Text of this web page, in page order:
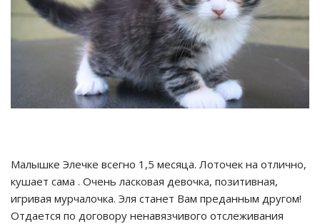
Малышке Элечке всегно 1,5 месяца. Лоточек на отлично,
кушает сама . Очень ласковая девочка, позитивная,
игривая мурчалочка. Эля станет Вам преданным другом!
Отдается по договору ненавязчивого отслеживания